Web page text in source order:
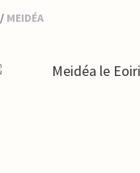
/ MEIDÉA